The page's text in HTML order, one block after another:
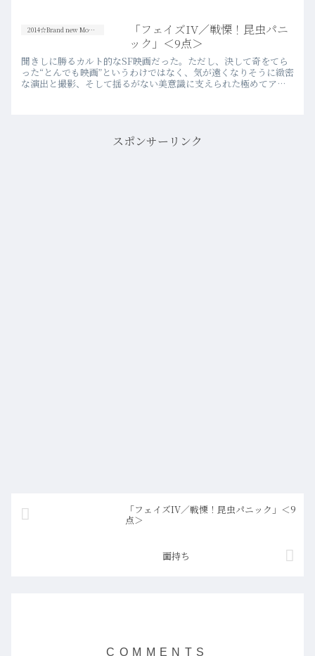
いというよりも、目を背け続けていると
言う方が正しいかもしれな…more
2014☆Brand new Movies
「フェイズIV／戦慄！昆虫パニ
ック」＜9点＞
聞きしに勝るカルト的なSF映画だった。ただし、決して奇をてら
った“とんでも映画”というわけではなく、気が遠くなりそうに緻密
な演出と撮影、そして揺るがない美意識に支えられた極めてアー
スポンサーリンク
「フェイズIV／戦慄！昆虫パニック」＜9
点＞
面持ち